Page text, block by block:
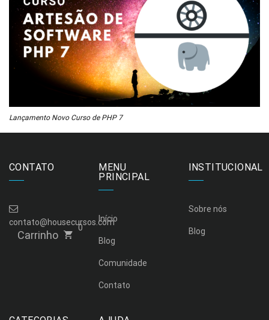
Lançamento Novo Curso de PHP 7
CONTATO
contato@housecursos.com
Carrinho
0
MENU
PRINCIPAL
Início
Blog
Comunidade
Contato
INSTITUCIONAL
Sobre nós
Blog